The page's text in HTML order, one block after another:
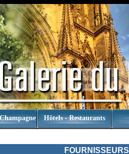
Hôtels - Restaurants
FOURNISSEURS